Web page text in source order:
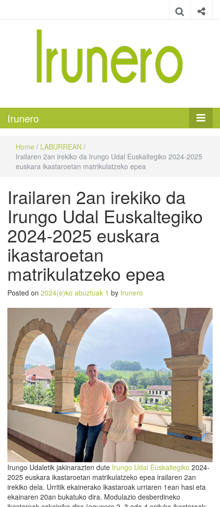
Irunero
Home / LABURREAN /
Irailaren 2an irekiko da Irungo Udal Euskaltegiko 2024-2025
euskara ikastaroetan matrikulatzeko epea
Irailaren 2an irekiko da
Irungo Udal Euskaltegiko
2024-2025 euskara
ikastaroetan
matrikulatzeko epea
Posted on 2024(e)ko abuztuak 1 by Irunero
Irungo Udaletik jakinarazten dute Irungo Udal Euskaltegiko 2024-
2025 euskara ikastaroetan matrikulatzeko epea irailaren 2an
irekiko dela. Urritik ekainerako ikastaroak urriaren 1ean hasi eta
ekainaren 20an bukatuko dira. Modulazio desberdineko